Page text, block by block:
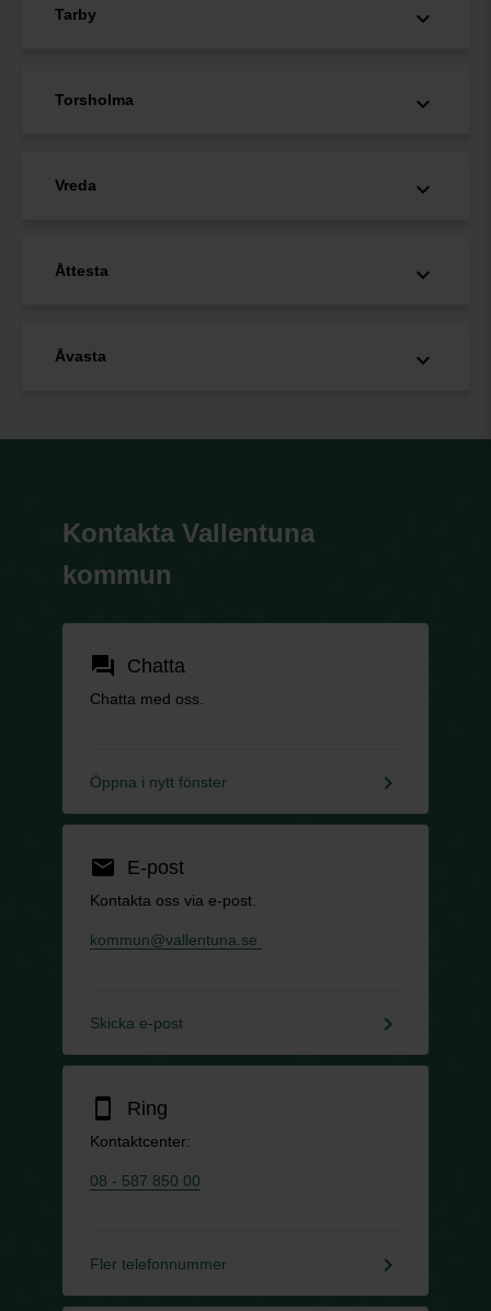
Tarby
Torsholma
Vreda
Åttesta
Åvasta
Kontakta Vallentuna
kommun
forum Chatta
Chatta med oss.
Öppna i nytt fönster keyboard_arrow_right
email E-post
Kontakta oss via e-post.
kommun@vallentuna.se
Skicka e-post keyboard_arrow_right
smartphone Ring
Kontaktcenter:
08 - 587 850 00
Fler telefonnummer keyboard_arrow_right